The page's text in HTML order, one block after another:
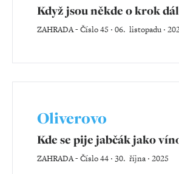
Když jsou někde o krok dál
ZAHRADA-Číslo 45 ‧ 06. listopadu ‧
Oliverovo
Kde se pije jabčák jako
ZAHRADA-Číslo 44 ‧ 30. října ‧ 2025